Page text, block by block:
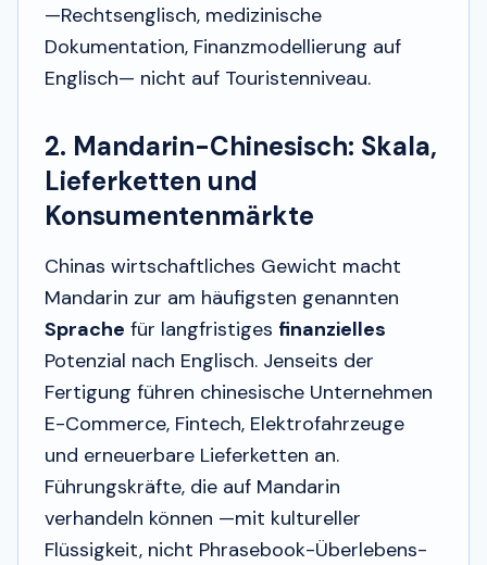
—Rechtsenglisch, medizinische
Dokumentation, Finanzmodellierung auf
Englisch— nicht auf Touristenniveau.
2. Mandarin-Chinesisch: Skala,
Lieferketten und
Konsumentenmärkte
Chinas wirtschaftliches Gewicht macht
Mandarin zur am häufigsten genannten
Sprache für langfristiges finanzielles
Potenzial nach Englisch. Jenseits der
Fertigung führen chinesische Unternehmen
E-Commerce, Fintech, Elektrofahrzeuge
und erneuerbare Lieferketten an.
Führungskräfte, die auf Mandarin
verhandeln können —mit kultureller
Flüssigkeit, nicht Phrasebook-Überlebens-